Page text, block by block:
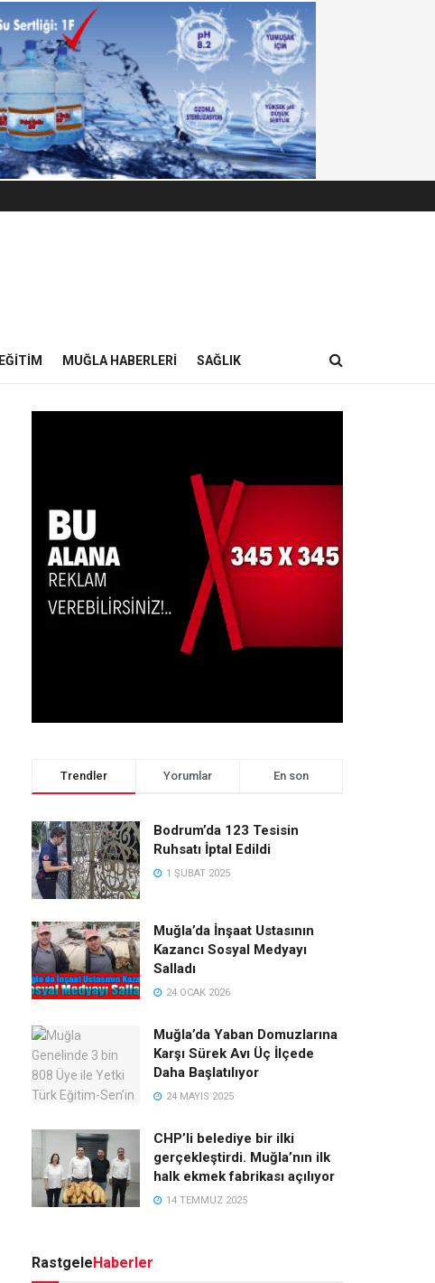
EĞITIM MUĞLA HABERLERI SAĞLIK
Trendler Yorumlar En son
Bodrum’da 123 Tesisin
Ruhsatı İptal Edildi
1 ŞUBAT 2025
Muğla’da İnşaat Ustasının
Kazancı Sosyal Medyayı
Salladı
24 OCAK 2026
Muğla’da Yaban Domuzlarına
Karşı Sürek Avı Üç İlçede
Daha Başlatılıyor
24 MAYIS 2025
CHP’li belediye bir ilki
gerçekleştirdi. Muğla’nın ilk
halk ekmek fabrikası açılıyor
14 TEMMUZ 2025
RastgeleHaberler